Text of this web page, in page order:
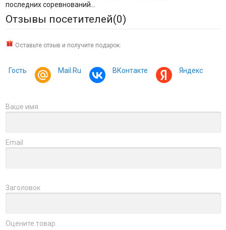
последних соревнований...
Отзывы посетителей(0)
Оставьте отзыв и получите подарок:
Гость Mail.Ru ВКонтакте Яндекс
Ваше имя
Email
Заголовок
Оцените товар